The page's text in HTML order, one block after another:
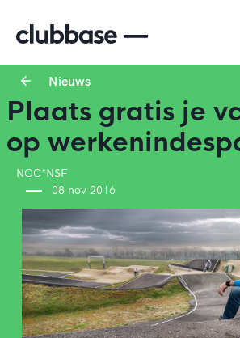
Nieuws
Plaats gratis je
op
NOC*NSF
08 nov 2016